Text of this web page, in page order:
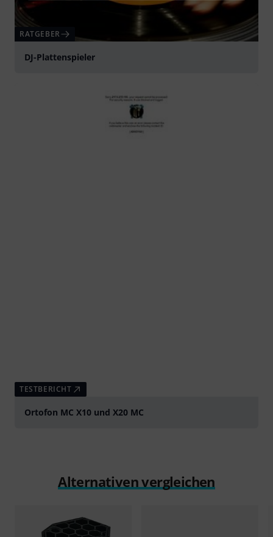
RATGEBER
DJ-Plattenspieler
TESTBERICHT
Ortofon MC X10 und X20 MC
Alternativen vergleichen